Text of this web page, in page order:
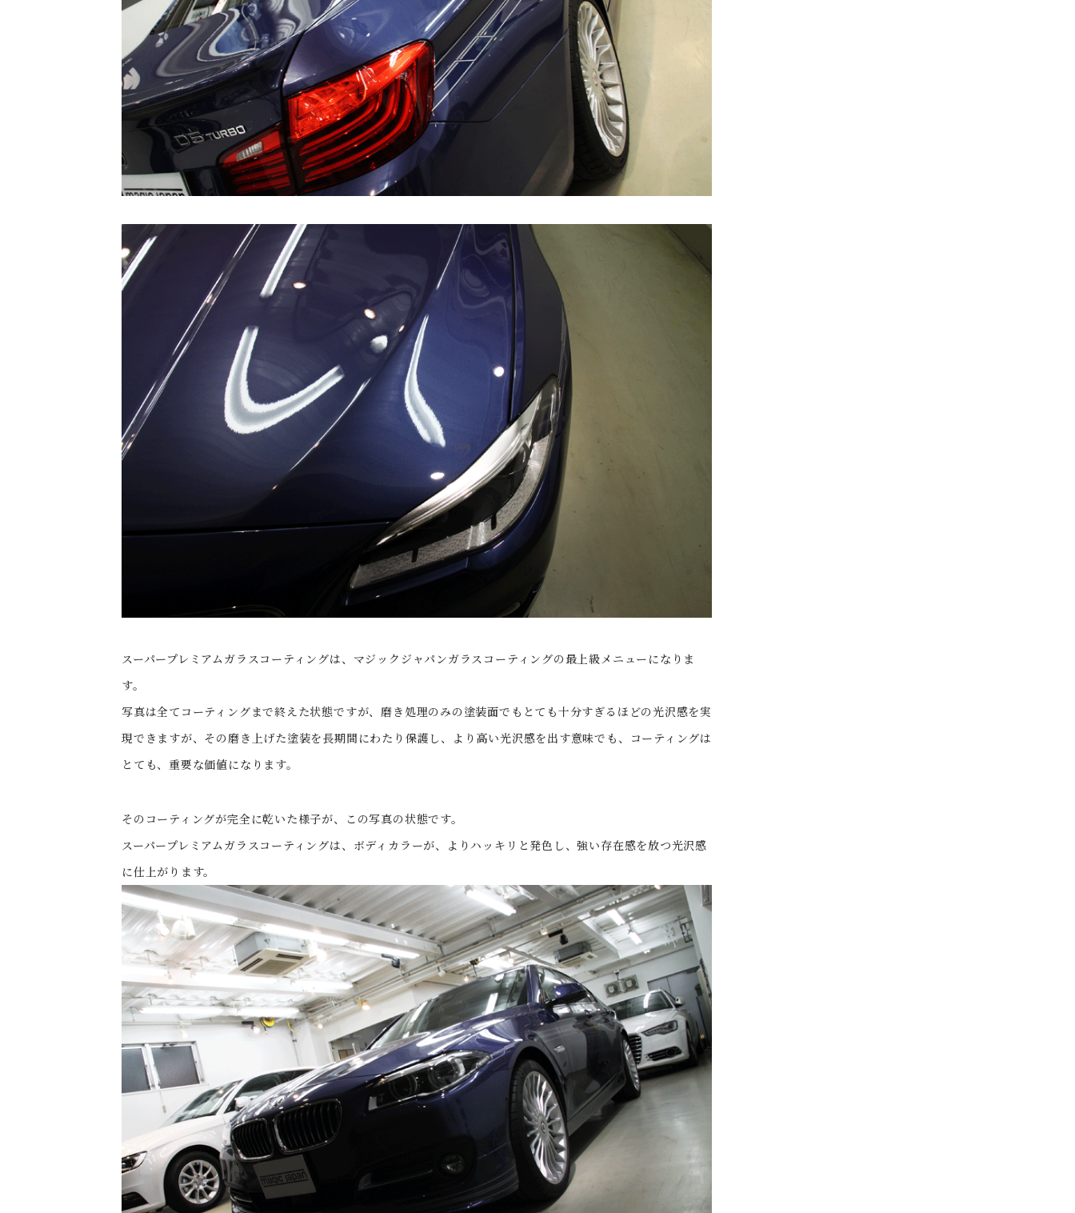
スーパープレミアムガラスコーティングは、マジックジャパンガラスコーティングの最上級メニューになりま
す。
写真は全てコーティングまで終えた状態ですが、磨き処理のみの塗装面でもとても十分すぎるほどの光沢感を実
現できますが、その磨き上げた塗装を長期間にわたり保護し、より高い光沢感を出す意味でも、コーティングは
とても、重要な価値になります。
そのコーティングが完全に乾いた様子が、この写真の状態です。
スーパープレミアムガラスコーティングは、ボディカラーが、よりハッキリと発色し、強い存在感を放つ光沢感
に仕上がります。